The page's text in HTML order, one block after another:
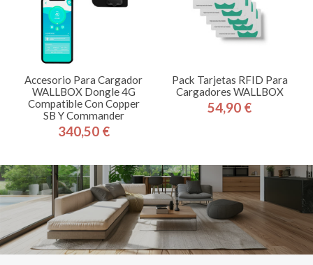
Accesorio Para Cargador
WALLBOX Dongle 4G
Compatible Con Copper
SB Y Commander
Precio
340,50 €
Pack Tarjetas RFID Para
Cargadores WALLBOX
Precio
54,90 €